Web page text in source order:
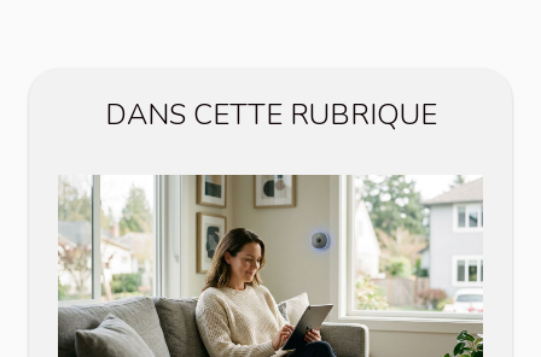
DANS CETTE RUBRIQUE